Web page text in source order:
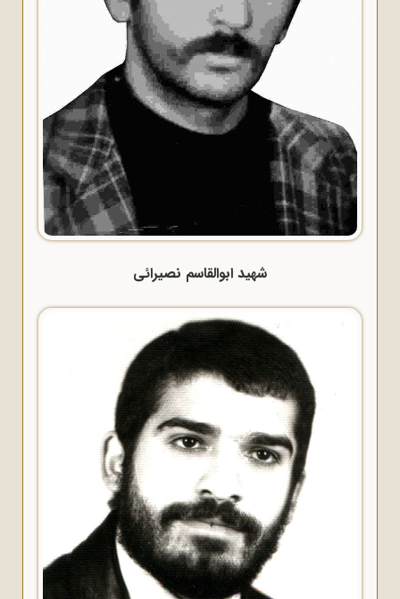
شهید ابوالقاسم نصیرائی